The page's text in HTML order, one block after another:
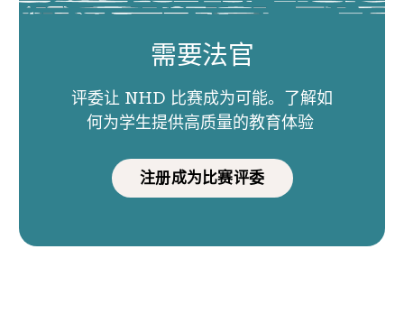
需要法官
评委让 NHD 比赛成为可能。了解如
何为学生提供高质量的教育体验
注册成为比赛评委